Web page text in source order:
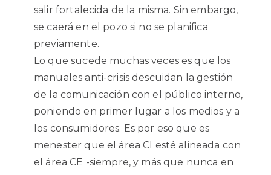
salir fortalecida de la misma. Sin embargo,
se caerá en el pozo si no se planifica
previamente.
Lo que sucede muchas veces es que los
manuales anti-crisis descuidan la gestión
de la comunicación con el público interno,
poniendo en primer lugar a los medios y a
los consumidores. Es por eso que es
menester que el área CI esté alineada con
el área CE -siempre, y más que nunca en